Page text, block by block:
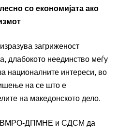
со економијата ако
загриженост
длабокото неединство меѓу
интереси, во
на се што е
на македонското дело.
ВМРО-ДПМНЕ и СДСМ да